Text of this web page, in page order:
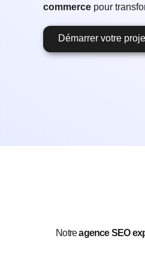
commerce pour
Démarrer votre
Notreagence SEO